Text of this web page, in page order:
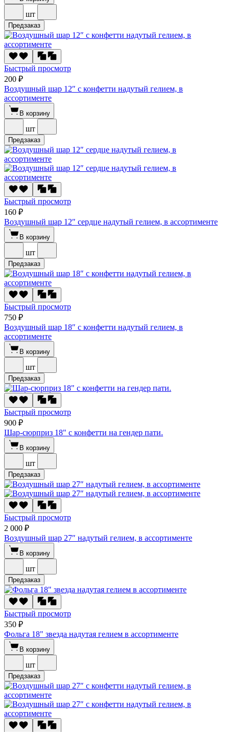
шт
Предзаказ
Быстрый просмотр
200 ₽
Воздушный шар 12″ с конфетти надутый гелием, в
ассортименте
В корзину
шт
Предзаказ
Быстрый просмотр
160 ₽
Воздушный шар 12″ сердце надутый гелием, в ассортименте
В корзину
шт
Предзаказ
Быстрый просмотр
750 ₽
Воздушный шар 18″ с конфетти надутый гелием, в
ассортименте
В корзину
шт
Предзаказ
Быстрый просмотр
900 ₽
Шар-сюрприз 18" с конфетти на гендер пати.
В корзину
шт
Предзаказ
Быстрый просмотр
2 000 ₽
Воздушный шар 27″ надутый гелием, в ассортименте
В корзину
шт
Предзаказ
Быстрый просмотр
350 ₽
Фольга 18" звезда надутая гелием в ассортименте
В корзину
шт
Предзаказ